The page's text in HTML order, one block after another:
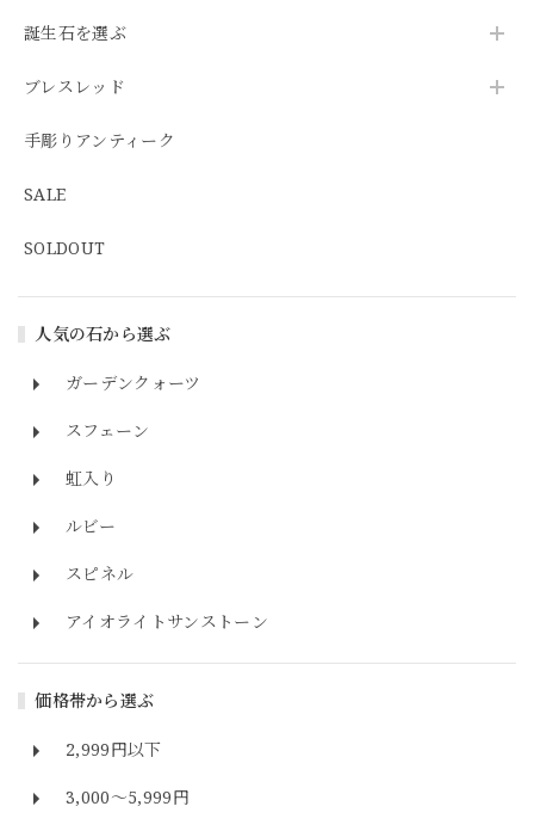
誕生石を選ぶ
ブレスレッド
手彫りアンティーク
SALE
SOLDOUT
人気の石から選ぶ
ガーデンクォーツ
スフェーン
虹入り
ルビー
スピネル
アイオライトサンストーン
価格帯から選ぶ
2,999円以下
3,000～5,999円